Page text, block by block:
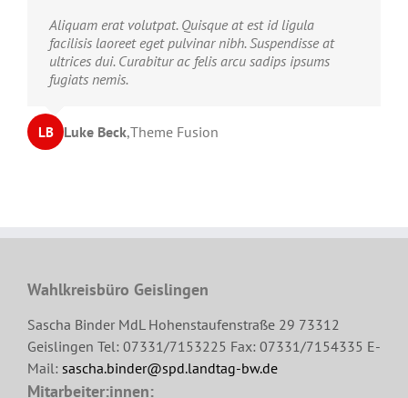
Neque porro quisquam est, qui dolorem ipsum quia
dolor sit amet, consec tetur, adipisci velit, sed quia
non numquam eius modi tempora voluptas amets
unser.
JD John Doe,My Company
Aliquam erat volutpat. Quisque at est id ligula
facilisis laoreet eget pulvinar nibh. Suspendisse at
ultrices dui. Curabitur ac felis arcu sadips ipsums
fugiats nemis.
LB Luke Beck,Theme Fusion
Wahlkreisbüro Geislingen
Sascha Binder MdL Hohenstaufenstraße 29 73312
Geislingen Tel: 07331/7153225 Fax: 07331/7154335 E-
Mail: sascha.binder@spd.landtag-bw.de
Mitarbeiter:innen: